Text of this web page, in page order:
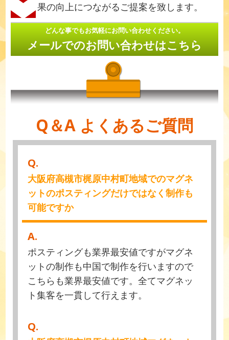
果の向上につながるご提案を致します。
どんな事でもお気軽にお問い合わせください。
メールでのお問い合わせはこちら
Q＆A よくあるご質問
Q.
大阪府高槻市梶原中村町地域でのマグネ
ットのポスティングだけではなく制作も
可能ですか
A.
ポスティングも業界最安値ですがマグネ
ットの制作も中国で制作を行いますので
こちらも業界最安値です。全てマグネッ
ト集客を一貫して行えます。
Q.